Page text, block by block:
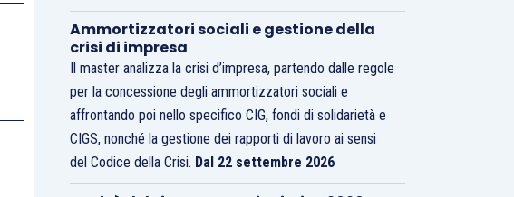
Ammortizzatori sociali e gestione della
crisi di impresa
Il master analizza la crisi d’impresa, partendo dalle regole
per la concessione degli ammortizzatori sociali e
affrontando poi nello specifico CIG, fondi di solidarietà e
CIGS, nonché la gestione dei rapporti di lavoro ai sensi
del Codice della Crisi. Dal 22 settembre 2026